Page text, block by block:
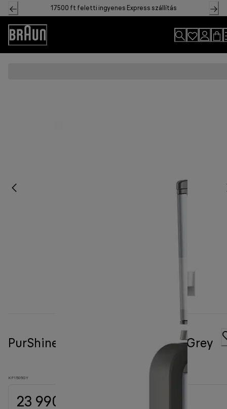
Skip
to
Content
17500 ft feletti ingyenes Express szállítás
Accessibility
Statement
PurShine Coffee maker KF 1505 Grey
KF1505GY
23 990 Ft